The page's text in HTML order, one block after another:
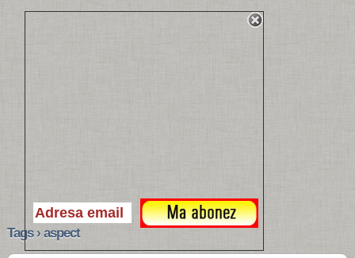
Tags › aspect